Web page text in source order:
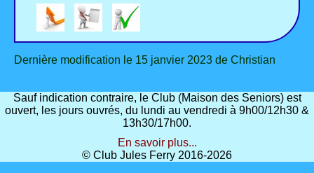
Dernière modification le 15 janvier 2023 de Christian
Sauf indication contraire, le Club (Maison des Seniors) est
ouvert, les jours ouvrés, du lundi au vendredi à 9h00/12h30 &
13h30/17h00.
En savoir plus...
© Club Jules Ferry 2016-2026